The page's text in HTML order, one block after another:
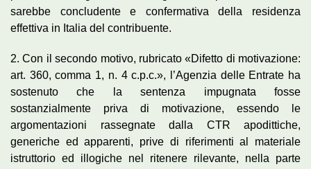
sarebbe concludente e confermativa della residenza
effettiva in Italia del contribuente.
2. Con il secondo motivo, rubricato «Difetto di motivazione:
art. 360, comma 1, n. 4 c.p.c.», l’Agenzia delle Entrate ha
sostenuto che la sentenza impugnata fosse
sostanzialmente priva di motivazione, essendo le
argomentazioni rassegnate dalla CTR apodittiche,
generiche ed apparenti, prive di riferimenti al materiale
istruttorio ed illogiche nel ritenere rilevante, nella parte